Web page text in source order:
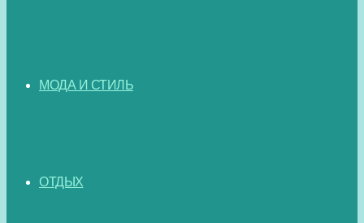
МОДА И СТИЛЬ
ОТДЫХ